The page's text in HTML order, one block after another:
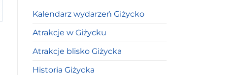
Kalendarz wydarzeń Giżycko
Atrakcje w Giżycku
Atrakcje blisko Giżycka
Historia Giżycka